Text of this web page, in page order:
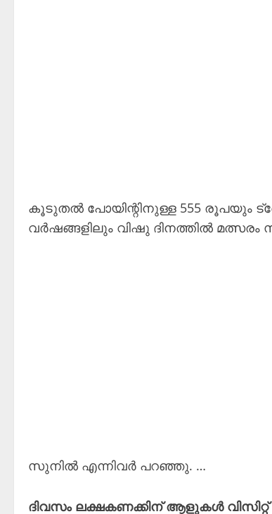
കൂടുതൽ പോയിന്റിനുള്ള 555 രൂപയും
വർഷങ്ങളിലും വിഷു ദിനത്തിൽ മത്സരം
സുനിൽ എന്നിവർ പറഞ്ഞു. …
ദിവസം ലക്ഷകണക്കിന് ആളുകൾ